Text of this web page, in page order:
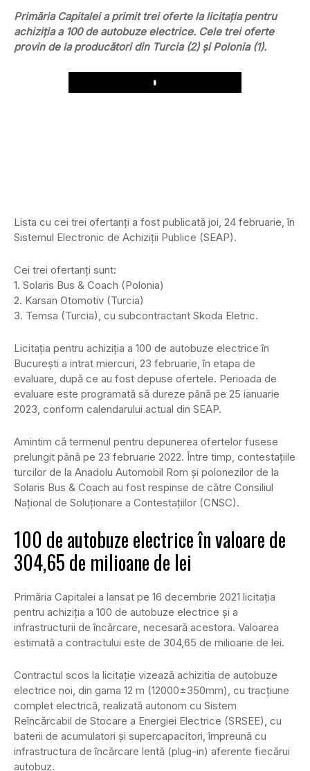
Primăria Capitalei a primit trei oferte la licitația pentru
achiziția a 100 de autobuze electrice. Cele trei oferte
provin de la producători din Turcia (2) și Polonia (1).
Play
Lista cu cei trei ofertanți a fost publicată joi, 24 februarie, în
Sistemul Electronic de Achiziții Publice (SEAP).
Cei trei ofertanți sunt:
1. Solaris Bus & Coach (Polonia)
2. Karsan Otomotiv (Turcia)
3. Temsa (Turcia), cu subcontractant Skoda Eletric.
Licitația pentru achiziția a 100 de autobuze electrice în
București a intrat miercuri, 23 februarie, în etapa de
evaluare, după ce au fost depuse ofertele. Perioada de
evaluare este programată să dureze până pe 25 ianuarie
2023, conform calendarului actual din SEAP.
Amintim că termenul pentru depunerea ofertelor fusese
prelungit până pe 23 februarie 2022. Între timp, contestațiile
turcilor de la Anadolu Automobil Rom și polonezilor de la
Solaris Bus & Coach au fost respinse de către Consiliul
Național de Soluționare a Contestațiilor (CNSC).
100 de autobuze electrice în valoare de
304,65 de milioane de lei
Primăria Capitalei a lansat pe 16 decembrie 2021 licitația
pentru achiziția a 100 de autobuze electrice și a
infrastructurii de încărcare, necesară acestora. Valoarea
estimată a contractului este de 304,65 de milioane de lei.
Contractul scos la licitație vizează achizitia de autobuze
electrice noi, din gama 12 m (12000±350mm), cu tracțiune
complet electrică, realizată autonom cu Sistem
Reîncărcabil de Stocare a Energiei Electrice (SRSEE), cu
baterii de acumulatori și supercapacitori, împreună cu
infrastructura de încărcare lentă (plug-in) aferente fiecărui
autobuz.